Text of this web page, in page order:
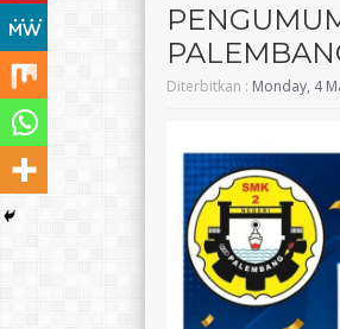
Diterbitkan : Monday, 4